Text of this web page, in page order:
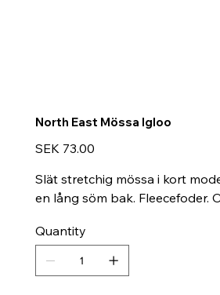
North East Mössa Igloo
Price
SEK 73.00
Slät stretchig mössa i kort
en lång söm bak. Fleecefoder.
Quantity